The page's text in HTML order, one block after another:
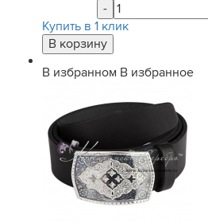
-
Купить в 1 клик
В избранном В избранное